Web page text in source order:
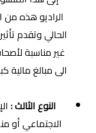
الراديو هذه من
الحالي وتقدم
غير مناسبة
الى مبالغ مالية
النوع الثالث :
الاجتماعي أو